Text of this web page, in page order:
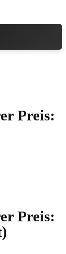
Preis:
Preis: